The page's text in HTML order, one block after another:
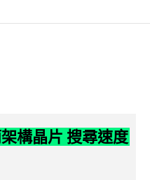
構晶片 搜尋速度